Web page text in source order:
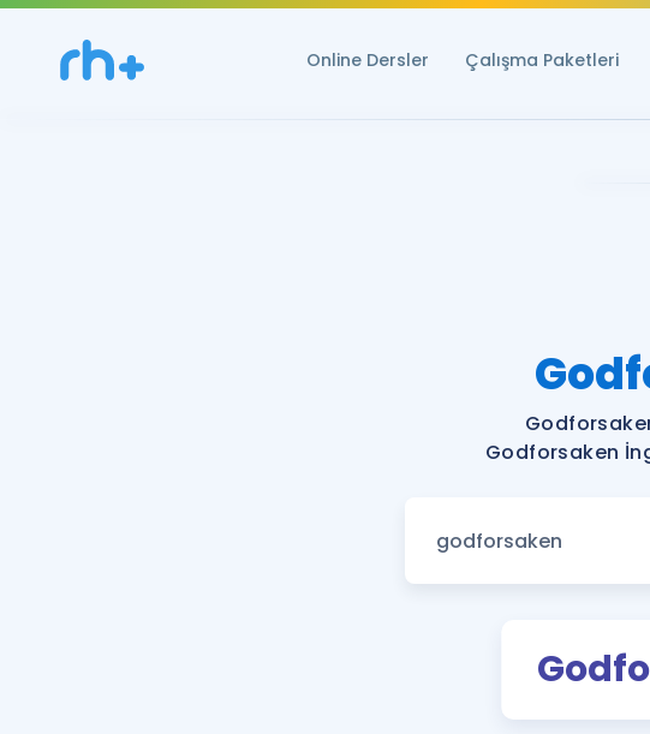
Online Dersler Çalışma Paketleri
Godforsaken